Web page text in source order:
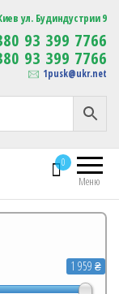
Изготовление
сувенирной продукции
с логотипом
ул. Будиндустрии 9
93 399 7766
93 399 7766
1pusk@ukr.net
Меню
0
1 959 ₴